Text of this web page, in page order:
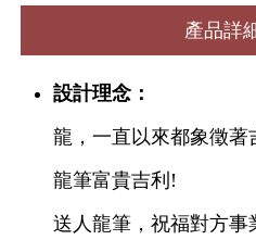
產品詳
設計理念：
龍，一直以來都象徵著
龍筆富貴吉利!
送人龍筆，祝福對方事